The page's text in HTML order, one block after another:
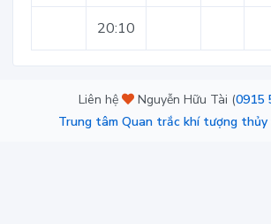
20:10
Liên hệ Nguyễn Hữu Tài (0915
Trung tâm Quan trắc khí tượng thủy